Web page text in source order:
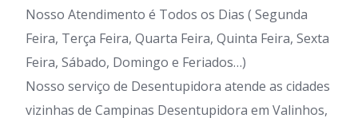
Nosso Atendimento é Todos os Dias ( Segunda
Feira, Terça Feira, Quarta Feira, Quinta Feira, Sexta
Feira, Sábado, Domingo e Feriados…)
Nosso serviço de Desentupidora atende as cidades
vizinhas de Campinas Desentupidora em Valinhos,